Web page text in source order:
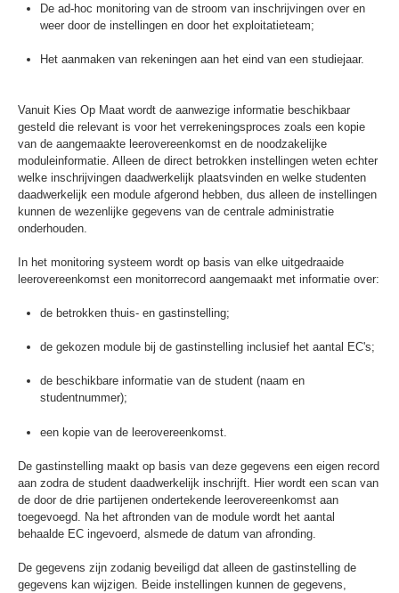
De ad-hoc monitoring van de stroom van inschrijvingen over en
weer door de instellingen en door het exploitatieteam;
Het aanmaken van rekeningen aan het eind van een studiejaar.
Vanuit Kies Op Maat wordt de aanwezige informatie beschikbaar
gesteld die relevant is voor het verrekeningsproces zoals een kopie
van de aangemaakte leerovereenkomst en de noodzakelijke
moduleinformatie. Alleen de direct betrokken instellingen weten echter
welke inschrijvingen daadwerkelijk plaatsvinden en welke studenten
daadwerkelijk een module afgerond hebben, dus alleen de instellingen
kunnen de wezenlijke gegevens van de centrale administratie
onderhouden.
In het monitoring systeem wordt op basis van elke uitgedraaide
leerovereenkomst een monitorrecord aangemaakt met informatie over:
de betrokken thuis- en gastinstelling;
de gekozen module bij de gastinstelling inclusief het aantal EC's;
de beschikbare informatie van de student (naam en
studentnummer);
een kopie van de leerovereenkomst.
De gastinstelling maakt op basis van deze gegevens een eigen record
aan zodra de student daadwerkelijk inschrijft. Hier wordt een scan van
de door de drie partijenen ondertekende leerovereenkomst aan
toegevoegd. Na het aftronden van de module wordt het aantal
behaalde EC ingevoerd, alsmede de datum van afronding.
De gegevens zijn zodanig beveiligd dat alleen de gastinstelling de
gegevens kan wijzigen. Beide instellingen kunnen de gegevens,